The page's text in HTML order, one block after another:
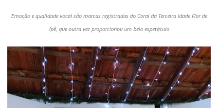
Emoção e qualidade vocal são marcas registradas do Coral da Terceira Idade Flor de
Ipê, que outra vez proporcionou um belo espetáculo